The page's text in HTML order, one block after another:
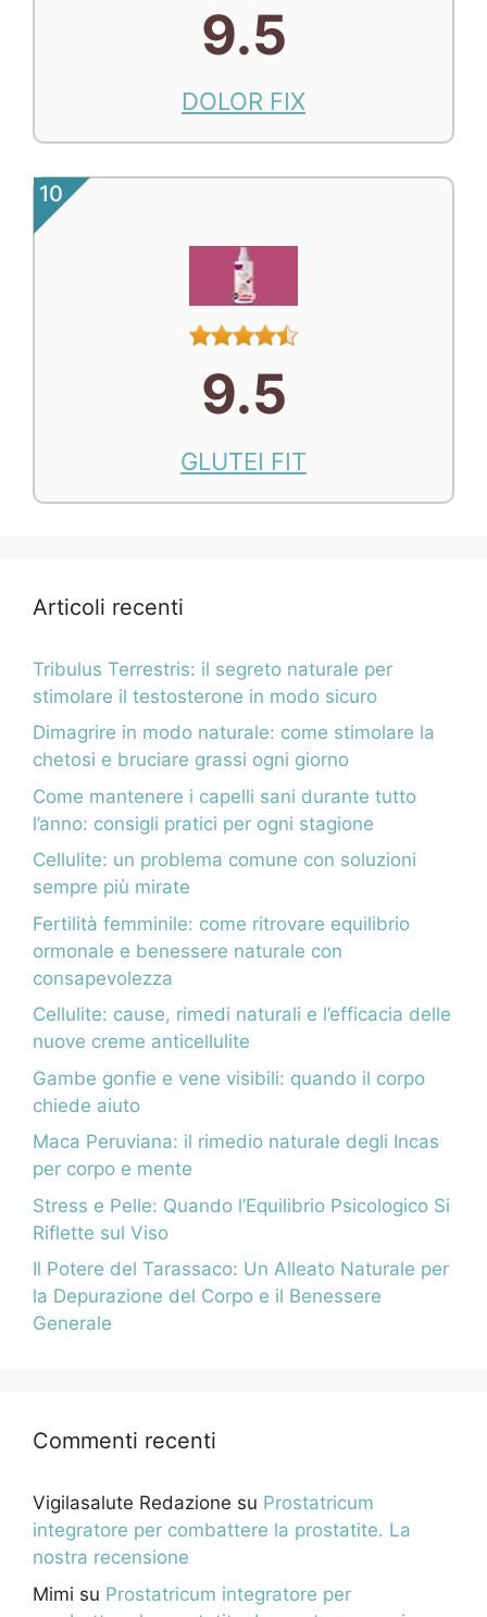
9.5
DOLOR FIX
10
9.5
GLUTEI FIT
Articoli recenti
Tribulus Terrestris: il segreto naturale per
stimolare il testosterone in modo sicuro
Dimagrire in modo naturale: come stimolare la
chetosi e bruciare grassi ogni giorno
Come mantenere i capelli sani durante tutto
l’anno: consigli pratici per ogni stagione
Cellulite: un problema comune con soluzioni
sempre più mirate
Fertilità femminile: come ritrovare equilibrio
ormonale e benessere naturale con
consapevolezza
Cellulite: cause, rimedi naturali e l’efficacia delle
nuove creme anticellulite
Gambe gonfie e vene visibili: quando il corpo
chiede aiuto
Maca Peruviana: il rimedio naturale degli Incas
per corpo e mente
Stress e Pelle: Quando l’Equilibrio Psicologico Si
Riflette sul Viso
Il Potere del Tarassaco: Un Alleato Naturale per
la Depurazione del Corpo e il Benessere
Generale
Commenti recenti
Vigilasalute Redazione su Prostatricum
integratore per combattere la prostatite. La
nostra recensione
Mimi su Prostatricum integratore per